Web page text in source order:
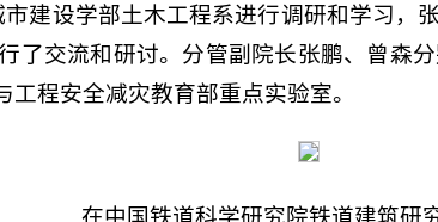
建设学部土木工程系进行调研和学习
了交流和研讨。分管副院长张鹏、曾森
程安全减灾教育部重点实验室。
在中国铁道科学研究院铁道建筑研